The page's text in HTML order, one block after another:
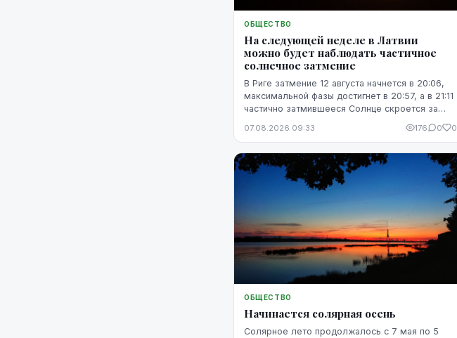
ОБЩЕСТВО
На следующей неделе в Латвии
можно будет наблюдать частичное
солнечное затмение
В Риге затмение 12 августа начнется в 20:06,
максимальной фазы достигнет в 20:57, а в 21:11
частично затмившееся Солнце скроется за
07.08.2026 09:33 176 0 0
ОБЩЕСТВО
Начинается солярная осень
Солярное лето продолжалось с 7 мая по 5